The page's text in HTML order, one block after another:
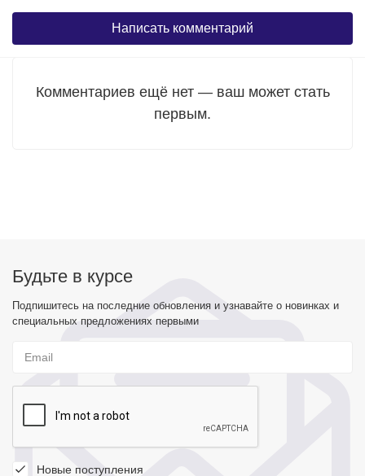
Написать комментарий
Комментариев ещё нет — ваш может стать
первым.
Будьте в курсе
Подпишитесь на последние обновления и узнавайте о новинках и
специальных предложениях первыми
Новые поступления